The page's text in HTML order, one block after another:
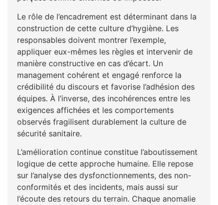
Le rôle de l’encadrement est déterminant dans la
construction de cette culture d’hygiène. Les
responsables doivent montrer l’exemple,
appliquer eux-mêmes les règles et intervenir de
manière constructive en cas d’écart. Un
management cohérent et engagé renforce la
crédibilité du discours et favorise l’adhésion des
équipes. À l’inverse, des incohérences entre les
exigences affichées et les comportements
observés fragilisent durablement la culture de
sécurité sanitaire.
L’amélioration continue constitue l’aboutissement
logique de cette approche humaine. Elle repose
sur l’analyse des dysfonctionnements, des non-
conformités et des incidents, mais aussi sur
l’écoute des retours du terrain. Chaque anomalie